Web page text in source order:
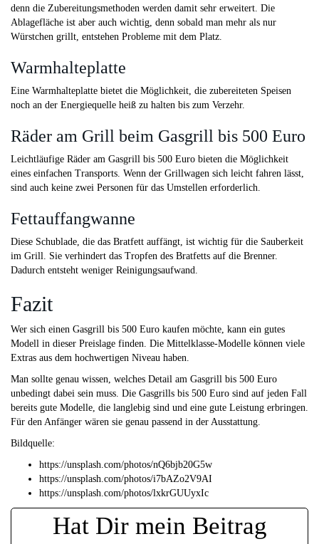
denn die Zubereitungsmethoden werden damit sehr erweitert. Die
Ablagefläche ist aber auch wichtig, denn sobald man mehr als nur
Würstchen grillt, entstehen Probleme mit dem Platz.
Warmhalteplatte
Eine Warmhalteplatte bietet die Möglichkeit, die zubereiteten Speisen
noch an der Energiequelle heiß zu halten bis zum Verzehr.
Räder am Grill beim Gasgrill bis 500 Euro
Leichtläufige Räder am Gasgrill bis 500 Euro bieten die Möglichkeit
eines einfachen Transports. Wenn der Grillwagen sich leicht fahren lässt,
sind auch keine zwei Personen für das Umstellen erforderlich.
Fettauffangwanne
Diese Schublade, die das Bratfett auffängt, ist wichtig für die Sauberkeit
im Grill. Sie verhindert das Tropfen des Bratfetts auf die Brenner.
Dadurch entsteht weniger Reinigungsaufwand.
Fazit
Wer sich einen Gasgrill bis 500 Euro kaufen möchte, kann ein gutes
Modell in dieser Preislage finden. Die Mittelklasse-Modelle können viele
Extras aus dem hochwertigen Niveau haben.
Man sollte genau wissen, welches Detail am Gasgrill bis 500 Euro
unbedingt dabei sein muss. Die Gasgrills bis 500 Euro sind auf jeden Fall
bereits gute Modelle, die langlebig sind und eine gute Leistung erbringen.
Für den Anfänger wären sie genau passend in der Ausstattung.
Bildquelle:
https://unsplash.com/photos/nQ6bjb20G5w
https://unsplash.com/photos/i7bAZo2V9AI
https://unsplash.com/photos/lxkrGUUyxIc
Hat Dir mein Beitrag